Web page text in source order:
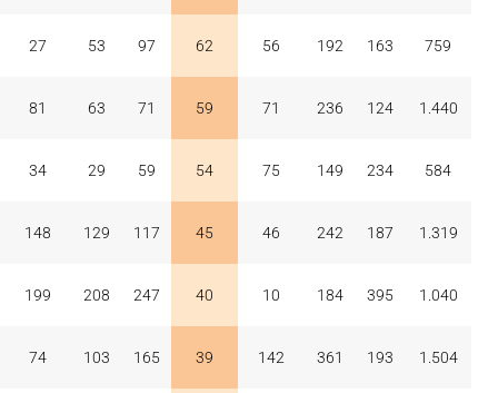
27 53 97 62 56 192 163 759
81 63 71 59 71 236 124 1.440
34 29 59 54 75 149 234 584
148 129 117 45 46 242 187 1.319
199 208 247 40 10 184 395 1.040
74 103 165 39 142 361 193 1.504